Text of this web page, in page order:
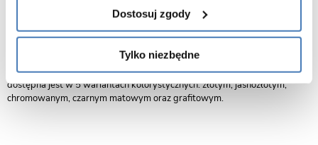
Dostosuj zgody
Tylko niezbędne
Łącząc współczesny minimalizm z klasycznymi detalami, powstała
niezwykła kolekcja pasująca do wnętrz w każdym stylu. Veo to najnowsza
oferty. Na kolekcje Veo składają się baterie wolnostojące, umywalkowe,
zestawy prysznicowe oraz higieniczne i baterie bidetowe. Kolekcja
dostępna jest w 5 wariantach kolorystycznych: złotym, jasnozłotym,
chromowanym, czarnym matowym oraz grafitowym.